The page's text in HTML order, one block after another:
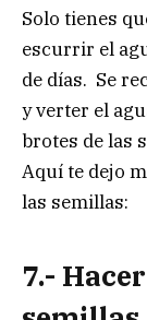
Solo tienes
escurrir el
de días. Se
y verter el
brotes de las
Aquí te dejo
las semillas:
7.-